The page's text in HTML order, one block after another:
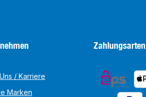
/ Karriere
Marken
Zahlungsarten